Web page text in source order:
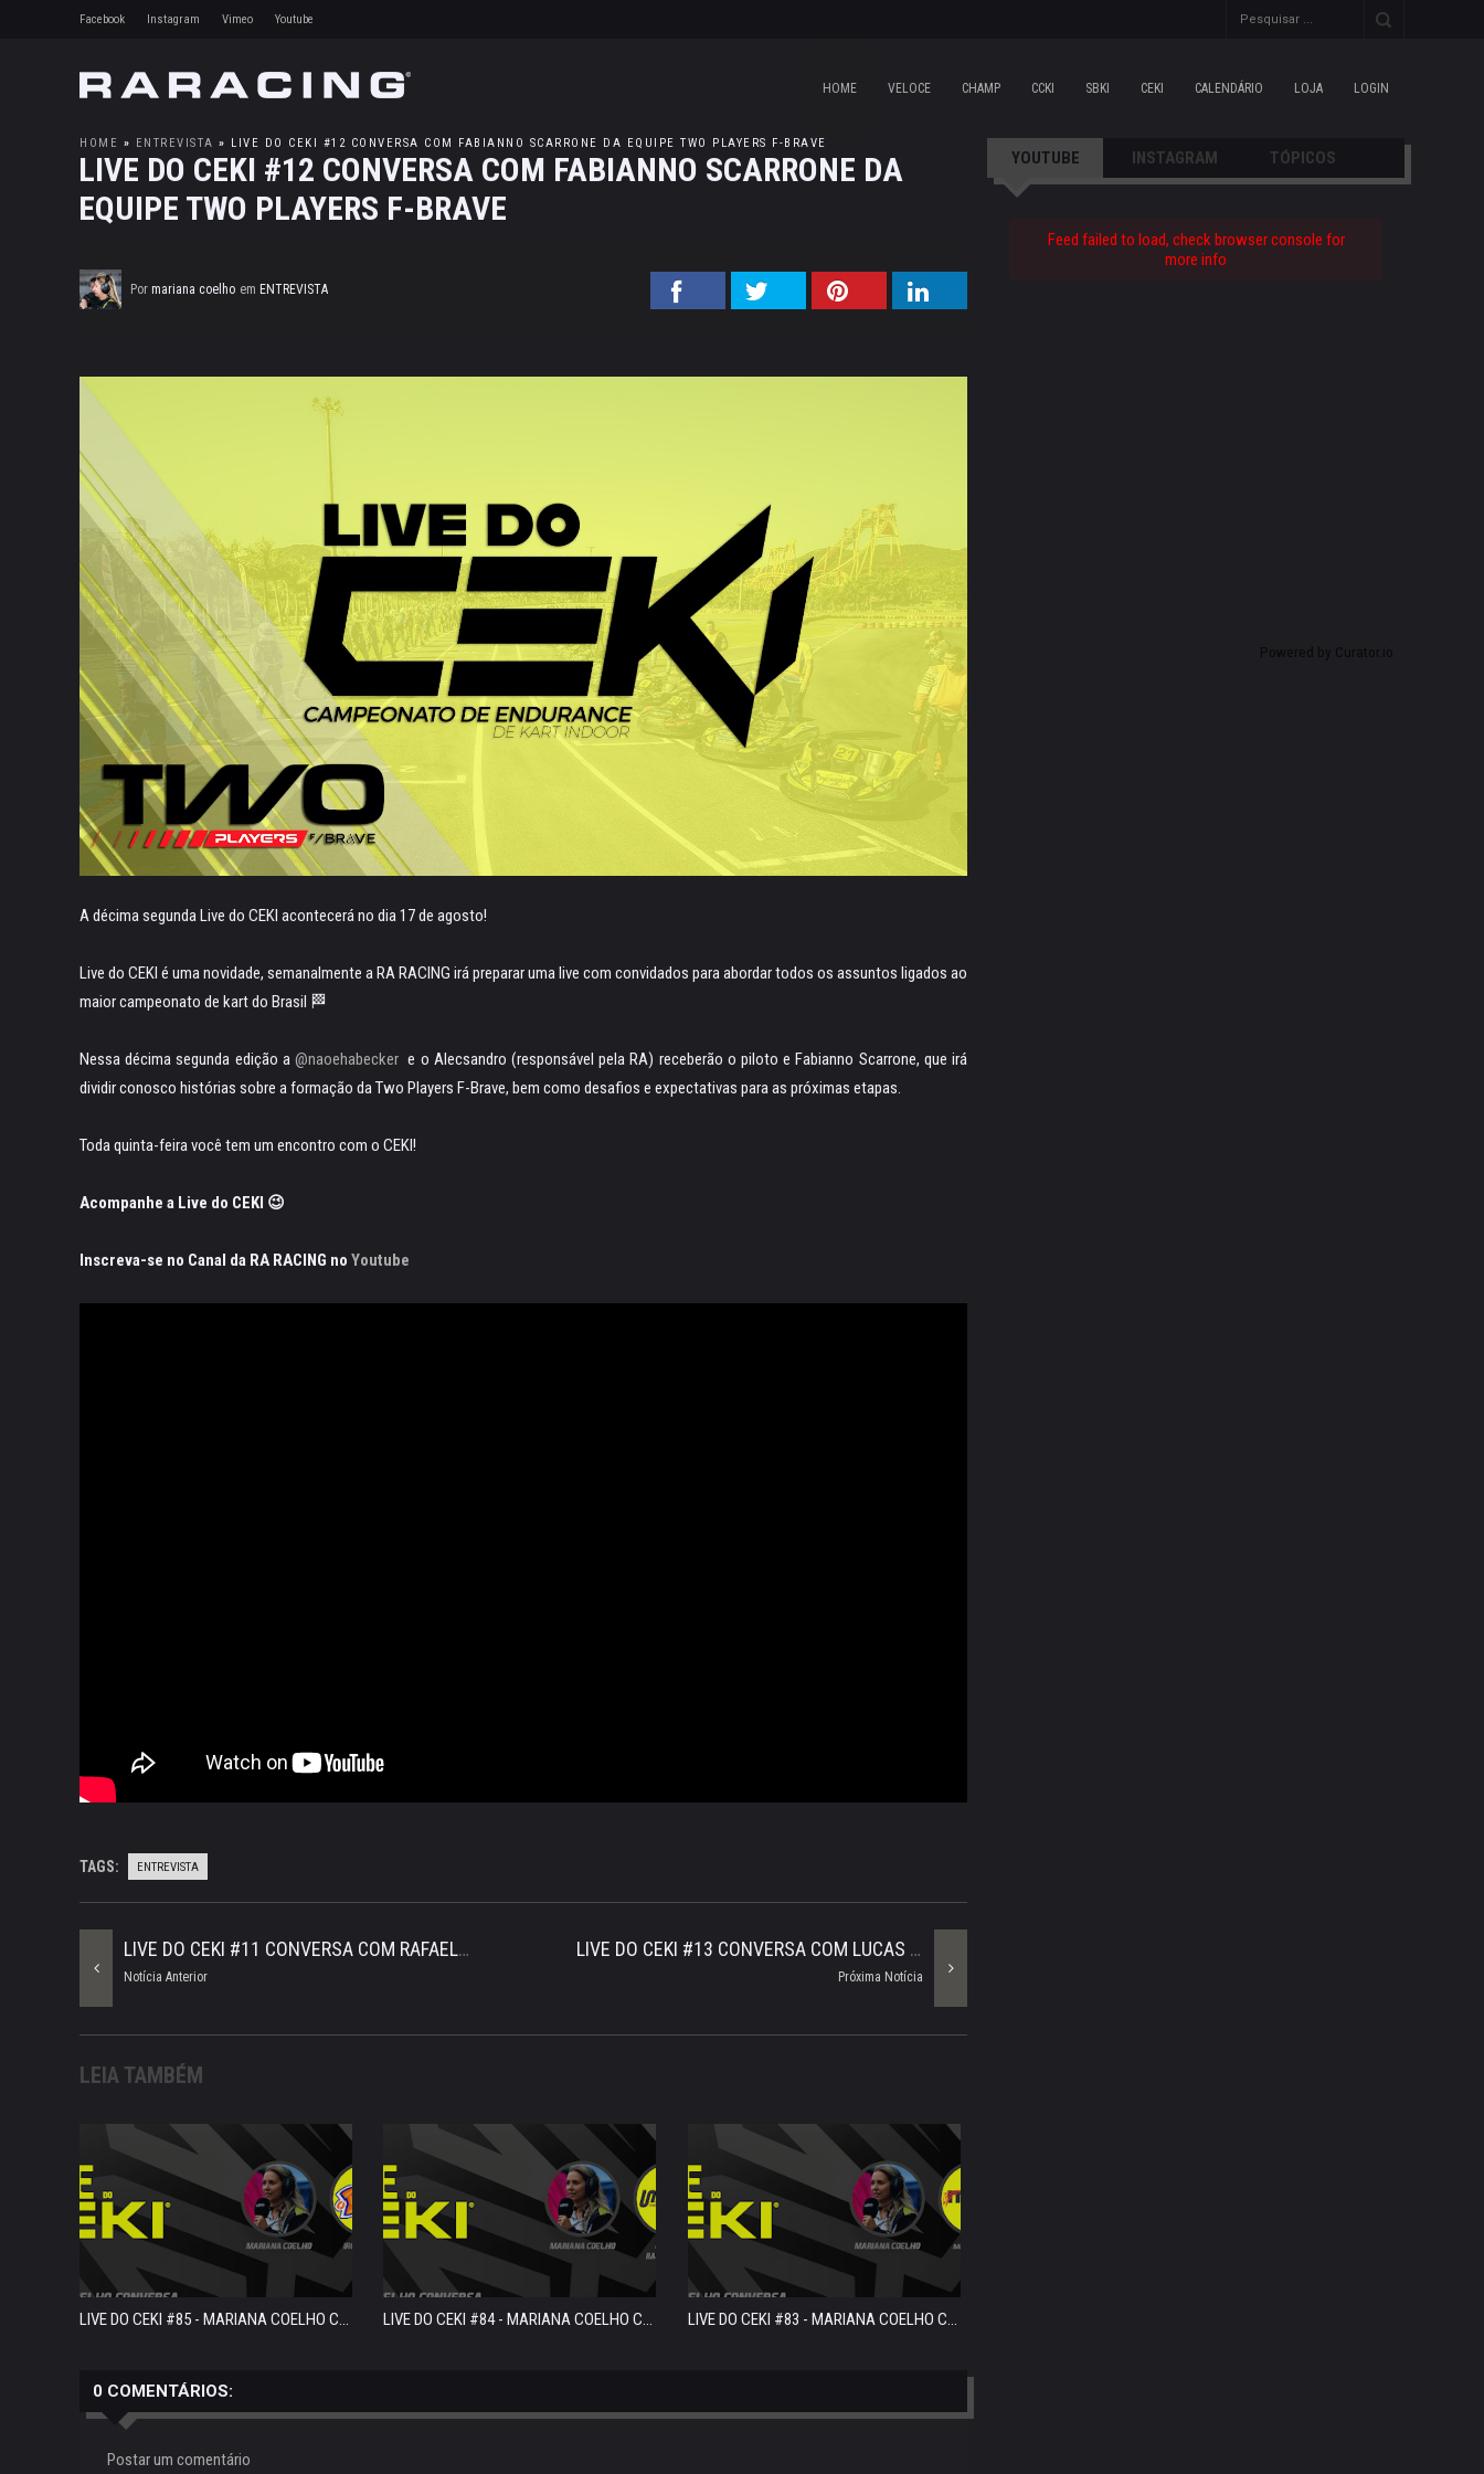
Facebook Instagram Vimeo Youtube
HOME VELOCE CHAMP CCKI SBKI CEKI CALENDÁRIO LOJA LOGIN
HOME » ENTREVISTA » LIVE DO CEKI #12 CONVERSA COM FABIANNO SCARRONE DA EQUIPE TWO PLAYERS F-BRAVE
LIVE DO CEKI #12 CONVERSA COM FABIANNO SCARRONE DA
EQUIPE TWO PLAYERS F-BRAVE
Por mariana coelho em ENTREVISTA
A décima segunda Live do CEKI acontecerá no dia 17 de agosto!
Live do CEKI é uma novidade, semanalmente a RA RACING irá preparar uma live com convidados para abordar todos os assuntos ligados ao
maior campeonato de kart do Brasil 🏁
Nessa décima segunda edição a @naoehabecker e o Alecsandro (responsável pela RA) receberão o piloto e Fabianno Scarrone, que irá
dividir conosco histórias sobre a formação da Two Players F-Brave, bem como desafios e expectativas para as próximas etapas.
Toda quinta-feira você tem um encontro com o CEKI!
Acompanhe a Live do CEKI 😉
Inscreva-se no Canal da RA RACING no Youtube
TAGS: ENTREVISTA
LIVE DO CEKI #13 CONVERSA COM LUCAS BERTAN DA EQUIPE CARVOEIRO RACING
Próxima Notícia
LIVE DO CEKI #11 CONVERSA COM RAFAEL VIEIRA DA EQUIPE OLD MASTER
Notícia Anterior
LEIA TAMBÉM
LIVE DO CEKI #85 - MARIANA COELHO C... LIVE DO CEKI #84 - MARIANA COELHO C... LIVE DO CEKI #83 - MARIANA COELHO C...
0 COMENTÁRIOS:
Postar um comentário
YOUTUBE INSTAGRAM TÓPICOS
Feed failed to load, check browser console for
more info
Powered by Curator.io